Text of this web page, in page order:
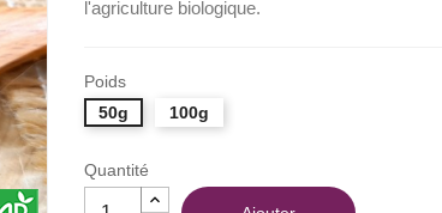
l'agriculture biologique.
Poids
50g
100g
Quantité